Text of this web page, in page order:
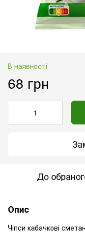
В наявності
68 грн
До
Опис
Чіпси кабачкові